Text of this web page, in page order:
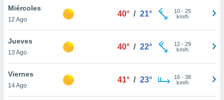
Miércoles
12 Ago
40° / 21° 10- 25
km/h
Jueves
13 Ago
40° / 22° 12- 29
km/h
Viernes
14 Ago
41° / 23° 16- 38
km/h